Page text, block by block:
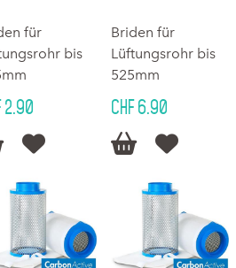
für
bis
2.90

Briden für
Lüftungsrohr bis
525mm
CHF 6.90
 